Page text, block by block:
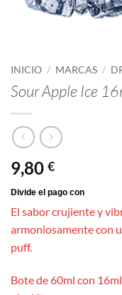
INICIO / MARCAS /
Sour Apple Ice
9,80 €
El sabor crujiente y
armoniosamente con
puff.
Bote de 60ml con